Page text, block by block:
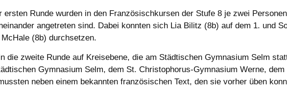
Runde wurden in den Französischkursen der Stufe 8 je zwei
angetreten sind. Dabei konnten sich Lia Bilitz (8b) auf dem 1. und
(8b) durchsetzen.
die zweite Runde auf Kreisebene, die am Städtischen Gymnasium Selm
Gymnasium Selm, dem St. Christophorus-Gymnasium Werne,
neben einem bekannten französischen Text, den sie vorher üben